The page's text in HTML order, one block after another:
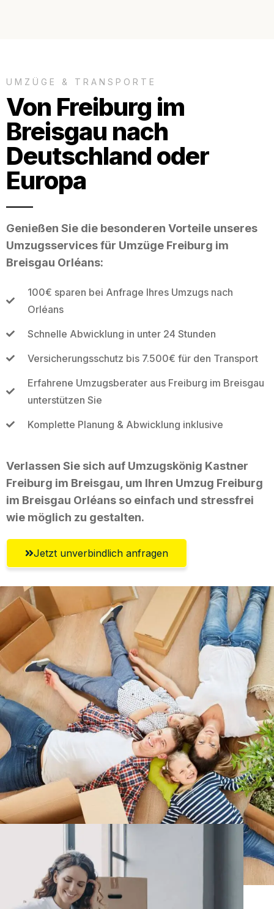
UMZÜGE & TRANSPORTE
Von Freiburg im
Breisgau nach
Deutschland oder
Europa
Genießen Sie die besonderen Vorteile unseres
Umzugsservices für Umzüge Freiburg im
Breisgau Orléans:
100€ sparen bei Anfrage Ihres Umzugs nach
Orléans
Schnelle Abwicklung in unter 24 Stunden
Versicherungsschutz bis 7.500€ für den Transport
Erfahrene Umzugsberater aus Freiburg im Breisgau
unterstützen Sie
Komplette Planung & Abwicklung inklusive
Verlassen Sie sich auf Umzugskönig Kastner
Freiburg im Breisgau, um Ihren Umzug Freiburg
im Breisgau Orléans so einfach und stressfrei
wie möglich zu gestalten.
Jetzt unverbindlich anfragen